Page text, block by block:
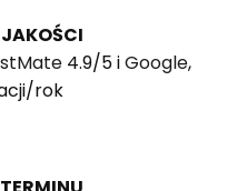
4.9/5 iGoogle,
rok